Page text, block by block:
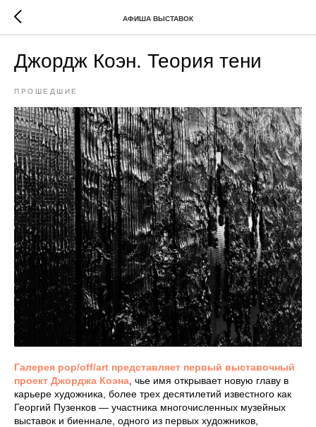
АФИША ВЫСТАВОК
Джордж Коэн. Теория тени
ПРОШЕДШИЕ
Галерея pop/off/art представляет первый выставочный
проект Джорджа Коэна , чье имя открывает новую главу в
карьере художника, более трех десятилетий известного как
Георгий Пузенков — участника многочисленных музейных
выставок и биеннале, одного из первых художников,